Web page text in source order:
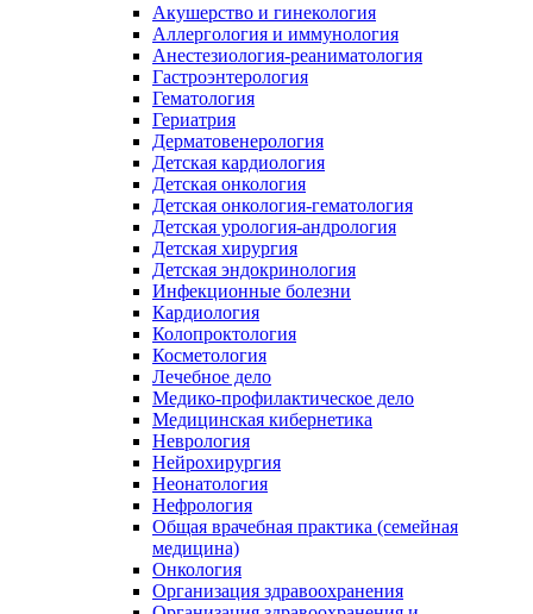
Акушерство и гинекология
Аллергология и иммунология
Анестезиология-реаниматология
Гастроэнтерология
Гематология
Гериатрия
Дерматовенерология
Детская кардиология
Детская онкология
Детская онкология-гематология
Детская урология-андрология
Детская хирургия
Детская эндокринология
Инфекционные болезни
Кардиология
Колопроктология
Косметология
Лечебное дело
Медико-профилактическое дело
Медицинская кибернетика
Неврология
Нейрохирургия
Неонатология
Нефрология
Общая врачебная практика (семейная
медицина)
Онкология
Организация здравоохранения